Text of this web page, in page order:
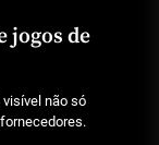
jogos de
não só